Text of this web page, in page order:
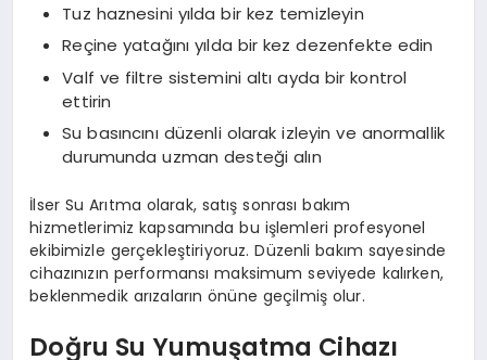
Tuz haznesini yılda bir kez temizleyin
Reçine yatağını yılda bir kez dezenfekte edin
Valf ve filtre sistemini altı ayda bir kontrol
ettirin
Su basıncını düzenli olarak izleyin ve anormallik
durumunda uzman desteği alın
İlser Su Arıtma olarak, satış sonrası bakım
hizmetlerimiz kapsamında bu işlemleri profesyonel
ekibimizle gerçekleştiriyoruz. Düzenli bakım sayesinde
cihazınızın performansı maksimum seviyede kalırken,
beklenmedik arızaların önüne geçilmiş olur.
Doğru Su Yumuşatma Cihazı